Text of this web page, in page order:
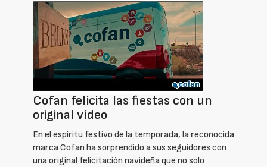
Cofan felicita las fiestas con un
original vídeo
En el espíritu festivo de la temporada, la reconocida
marca Cofan ha sorprendido a sus seguidores con
una original felicitación navideña que no solo